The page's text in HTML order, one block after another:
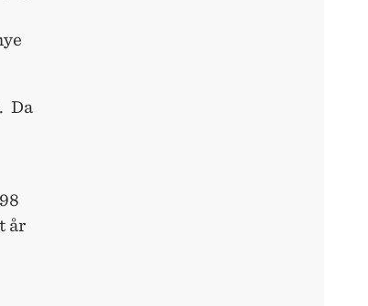
Da
år